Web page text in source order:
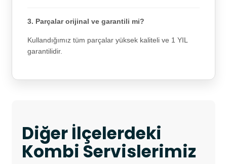
3. Parçalar orijinal ve garantili mi?
Kullandığımız tüm parçalar yüksek kaliteli ve 1 YIL
garantilidir.
Diğer İlçelerdeki
Kombi Servislerimiz